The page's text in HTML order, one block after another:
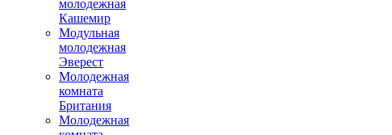
молодежная
Кашемир
Модульная
молодежная
Эверест
Молодежная
комната
Британия
Молодежная